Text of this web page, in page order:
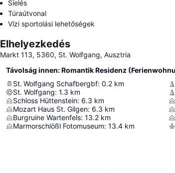
Síelés
Túraútvonal
Vízi sportolási lehetőségek
Elhelyezkedés
Markt 113, 5360, St. Wolfgang, Ausztria
St. Wolfgang Schafbergbf: 0.2 km
St. Wolfgang: 1.3 km
Schloss Hüttenstein: 6.3 km
Mozart Haus St. Gilgen: 6.3 km
Burgruine Wartenfels: 13.2 km
Marmorschlößl Fotomuseum: 13.4 km